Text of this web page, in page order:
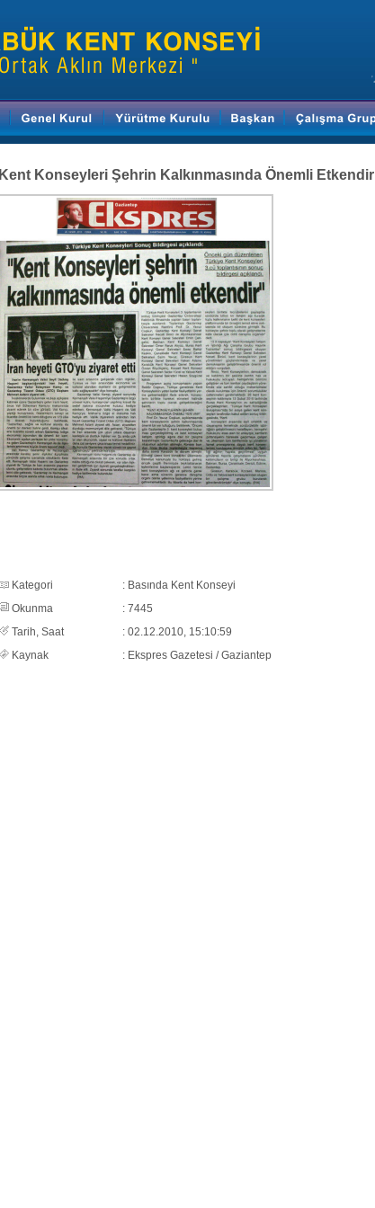
Kent Konseyleri Şehrin Kalkınmasında Önemli Etkendir
Kategori
: Basında Kent Konseyi
Okunma
: 7445
Tarih, Saat
: 02.12.2010, 15:10:59
Kaynak
: Ekspres Gazetesi / Gaziantep